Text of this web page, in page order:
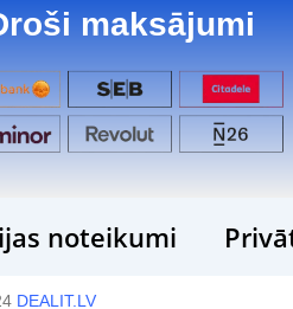
maksājumi
noteikumi
DEALIT.LV